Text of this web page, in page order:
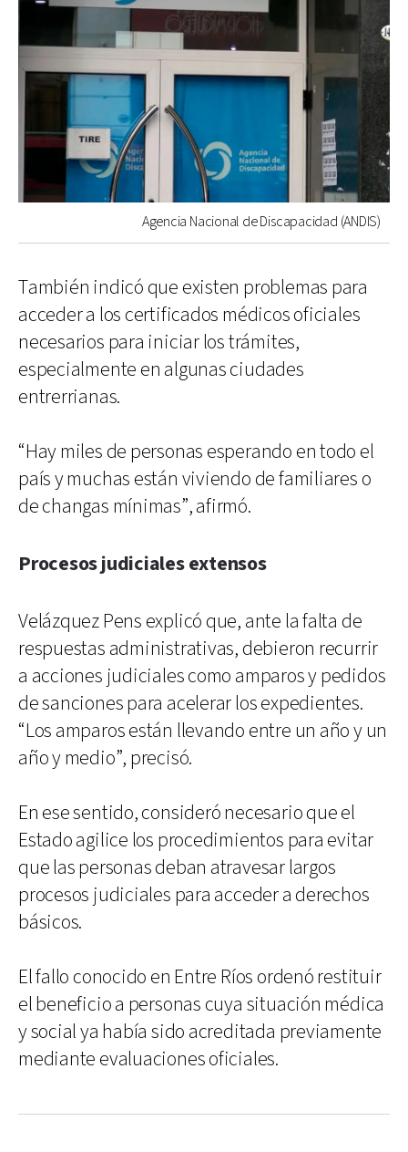
Agencia Nacional de Discapacidad (ANDIS)
También indicó que existen problemas para
acceder a los certificados médicos oficiales
necesarios para iniciar los trámites,
especialmente en algunas ciudades
entrerrianas.
“Hay miles de personas esperando en todo el
país y muchas están viviendo de familiares o
de changas mínimas”, afirmó.
Procesos judiciales extensos
Velázquez Pens explicó que, ante la falta de
respuestas administrativas, debieron recurrir
a acciones judiciales como amparos y pedidos
de sanciones para acelerar los expedientes.
“Los amparos están llevando entre un año y un
año y medio”, precisó.
En ese sentido, consideró necesario que el
Estado agilice los procedimientos para evitar
que las personas deban atravesar largos
procesos judiciales para acceder a derechos
básicos.
El fallo conocido en Entre Ríos ordenó restituir
el beneficio a personas cuya situación médica
y social ya había sido acreditada previamente
mediante evaluaciones oficiales.